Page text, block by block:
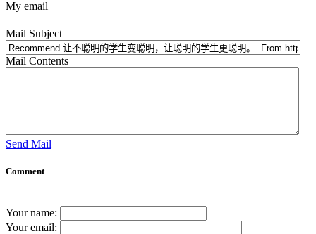
My email
Mail Subject
Mail Contents
Send Mail
Comment
Your name:
Your email: